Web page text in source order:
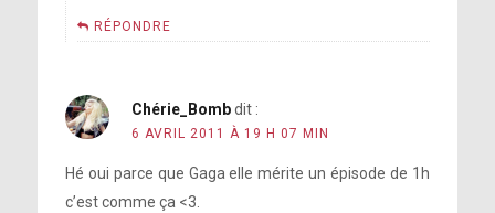
RÉPONDRE
Chérie_Bomb dit :
6 AVRIL 2011 À 19 H 07 MIN
Hé oui parce que Gaga elle mérite un épisode de 1h
c’est comme ça <3.